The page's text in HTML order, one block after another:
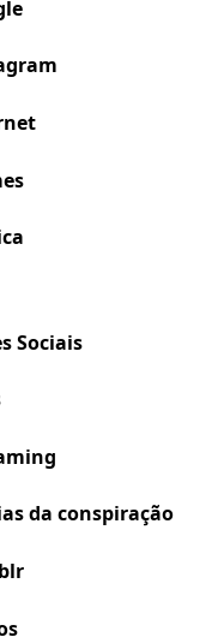
Sociais
da conspiração